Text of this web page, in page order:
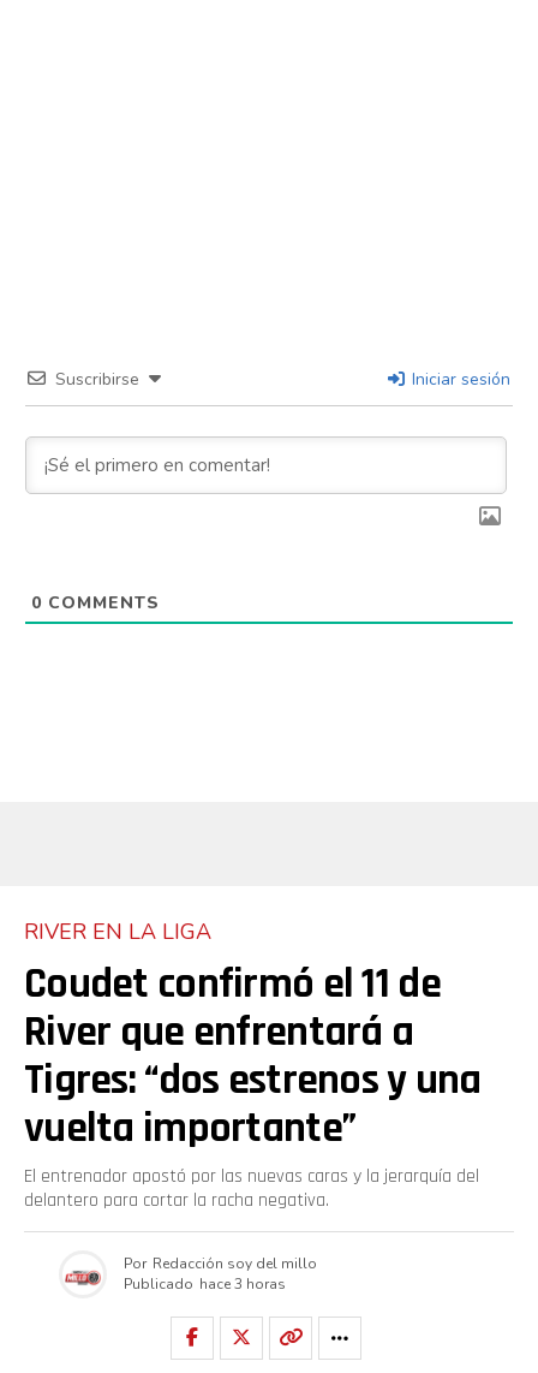
Suscribirse Iniciar sesión
0 COMMENTS
RIVER EN LA LIGA
Coudet confirmó el 11 de
River que enfrentará a
Tigres: “dos estrenos y una
vuelta importante”
El entrenador apostó por las nuevas caras y la jerarquía del
delantero para cortar la racha negativa.
Por Redacción soy del millo
Publicado hace 3 horas